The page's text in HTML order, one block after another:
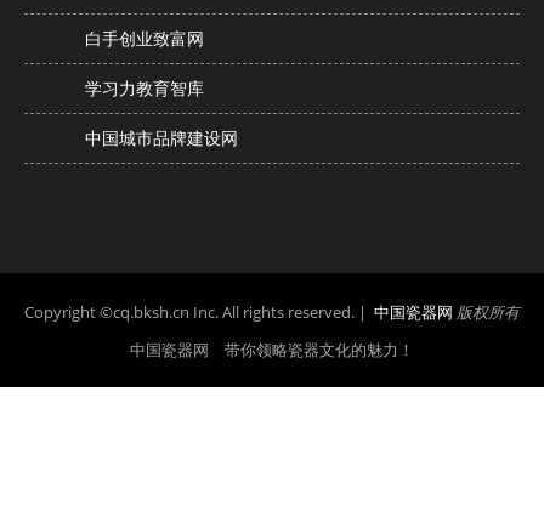
白手创业致富网
学习力教育智库
中国城市品牌建设网
Copyright ©cq.bksh.cn Inc. All rights reserved. | 中国瓷器网 版权所有
中国瓷器网 带你领略瓷器文化的魅力！